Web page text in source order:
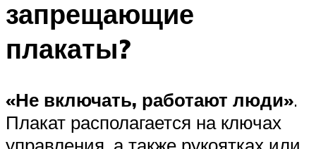
запрещающие
плакаты?
«Не включать, работают люди».
Плакат располагается на ключах